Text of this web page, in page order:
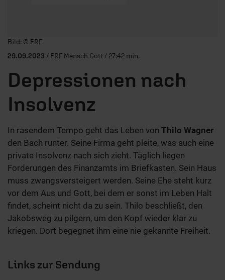
Player starten/anhalten
Bild: © ERF
29.09.2023 / ERF Mensch Gott / 27:42 min.
Depressionen nach
Insolvenz
In rasendem Tempo geht das Leben von Thilo Wagner
den Bach runter. Seine Firma geht pleite, was auch eine
private Insolvenz nach sich zieht. Täglich liegen
Forderungen des Finanzamts im Briefkasten. Sein Haus
muss zwangsversteigert werden. Seine Ehe steht kurz
vor dem Aus und Gott, bei dem er sonst im Leben Halt
findet, scheint nicht da zu sein. Thilo beschließt, den
Jakobsweg zu pilgern, um den Kopf wieder klar zu
kriegen. Dort begegnet ihm eine nie gekannte Freiheit.
Links zur Sendung